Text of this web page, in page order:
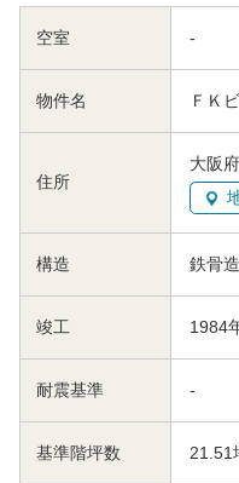
空室 -
物件名 ＦＫ
住所
大阪
構造 鉄骨
竣工 1984
耐震基準 -
基準階坪数 21.51